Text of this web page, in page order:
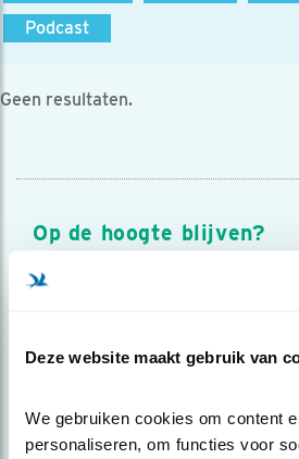
Deze website maakt gebruik van
We gebruiken cookies om content
personaliseren, om functies voor
Podcast
Geen resultaten.
Op de hoogte blijven?
Meld je aan en ontvang nieuws,
over vogels en activiteiten van